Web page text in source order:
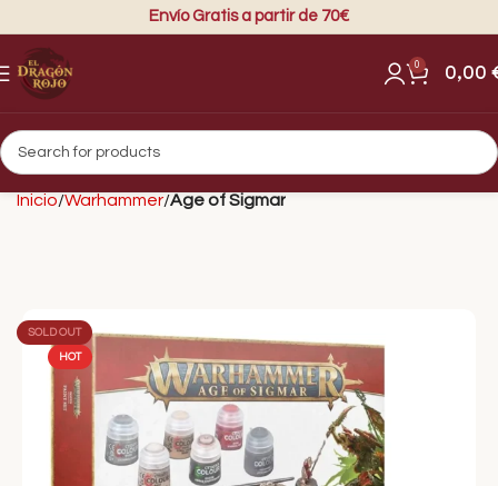
Envío Gratis a partir de 70€
0 0,00
Inicio Warhammer Age of Sigmar
SOLD OUT
HOT